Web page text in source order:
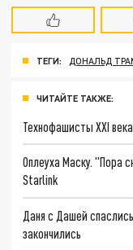
ТЕГИ: ДОНАЛЬД
ЧИТАЙТЕ ТАКЖЕ:
Технофашисты XXI века
Оплеуха Маску. "Пора
Starlink
Даня с Дашей
закончились